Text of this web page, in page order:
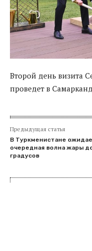
Второй день визита
проведет в
Предыдущая статья
В Туркменистане
очередная волна жары
градусов